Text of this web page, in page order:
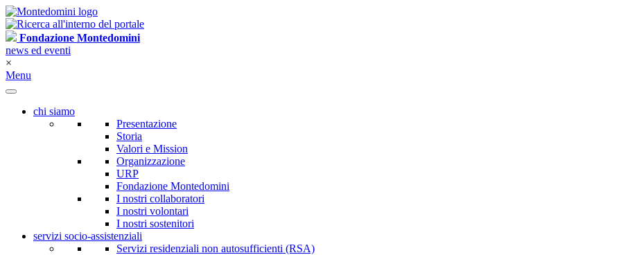
Fondazione Montedomini
news ed eventi
×
Menu
chi siamo
Presentazione
Storia
Valori e Mission
Organizzazione
URP
Fondazione Montedomini
I nostri collaboratori
I nostri volontari
I nostri sostenitori
servizi socio-assistenziali
Servizi residenziali non autosufficienti (RSA)